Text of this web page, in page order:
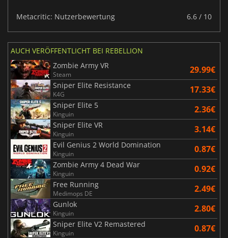
Metacritic: Nutzerbewertung 6.6 / 10
AUCH VERÖFFENTLICHT BEI REBELLION
Zombie Army VR
Steam 29.99€
Sniper Elite Resistance
K4G 17.33€
Sniper Elite 5
Kinguin 2.36€
Sniper Elite VR
Kinguin 3.14€
Evil Genius 2 World Domination
Kinguin 0.87€
Zombie Army 4 Dead War
Kinguin 0.92€
Free Running
Medimops DE 2.49€
Gunlok
Kinguin 2.80€
Sniper Elite V2 Remastered
Kinguin 0.87€